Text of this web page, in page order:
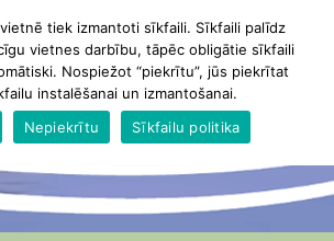
tiek izmantoti sīkfaili. Sīkfaili palīdz
vietnes darbību, tāpēc obligātie sīkfaili
Nospiežot “piekrītu”, jūs piekrītat
instalēšanai un izmantošanai.
Nepiekrītu Sīkfailu politika